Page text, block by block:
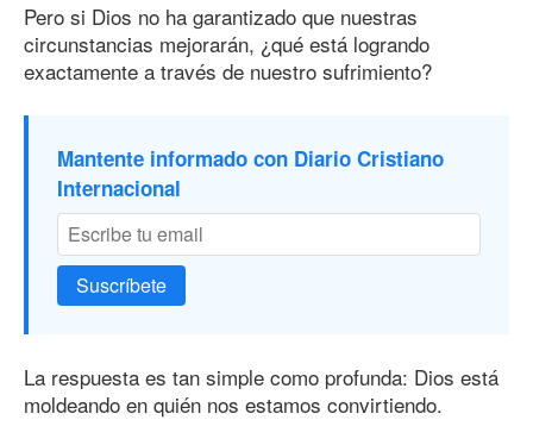
Pero si Dios no ha garantizado que nuestras
circunstancias mejorarán, ¿qué está logrando
exactamente a través de nuestro sufrimiento?
Mantente informado con Diario Cristiano
Internacional
Suscríbete
La respuesta es tan simple como profunda: Dios está
moldeando en quién nos estamos convirtiendo.